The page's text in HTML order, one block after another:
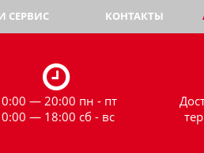
СЕРВИС КОНТАКТЫ
— 20:00 пн - пт
— 18:00 сб - вс